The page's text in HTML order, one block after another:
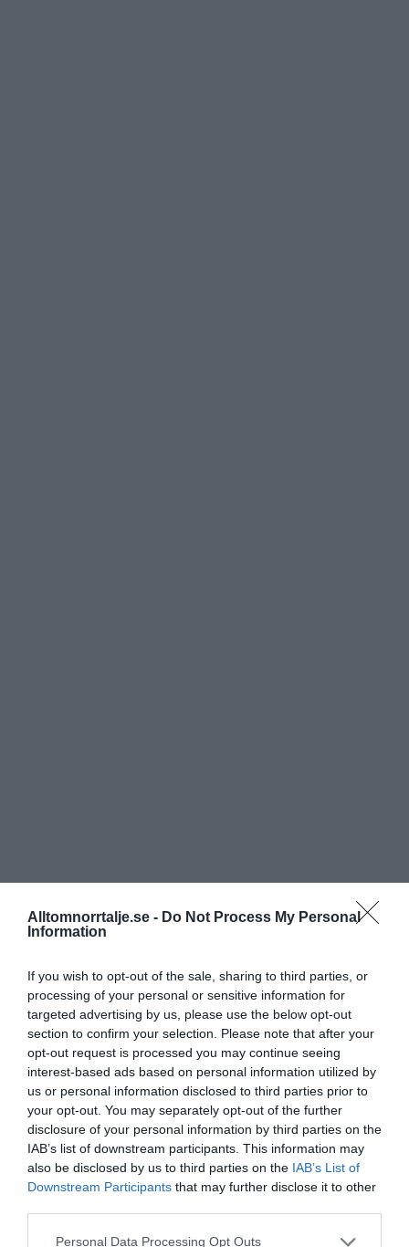
Alltomnorrtalje.se - Do Not Process My Personal
Information
If you wish to opt-out of the sale, sharing to third parties, or
processing of your personal or sensitive information for
targeted advertising by us, please use the below opt-out
section to confirm your selection. Please note that after your
opt-out request is processed you may continue seeing
interest-based ads based on personal information utilized by
us or personal information disclosed to third parties prior to
your opt-out. You may separately opt-out of the further
disclosure of your personal information by third parties on the
IAB’s list of downstream participants. This information may
also be disclosed by us to third parties on the IAB’s List of
Downstream Participants that may further disclose it to other
Personal Data Processing Opt Outs